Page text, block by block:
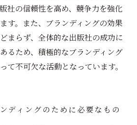
社の信頼性を高め、競争力を強化
す。また、ブランディングの効果
まらず、全体的な出版社の成功に
るため、積極的なブランディング
て不可欠な活動となっています。
ディングのために必要なもの